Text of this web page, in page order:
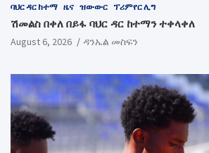
ባህር ዳር ከተማ ዜና ዝውውር ፕሪምየር ሊግ
ሽመልስ በቀለ በይፋ ባህር ዳር ከተማን ተቀላቀለ
August 6, 2026 ዳንኤል መስፍን